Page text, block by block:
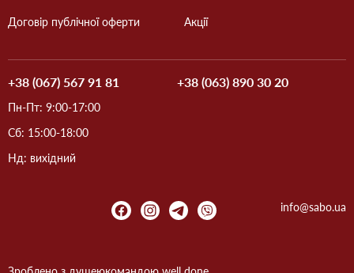
Договір публічної оферти Акції
+38 (067) 567 91 81 +38 (063) 890 30 20
Пн-Пт: 9:00-17:00
Сб: 15:00-18:00
Нд: вихідний
info@sabo.ua